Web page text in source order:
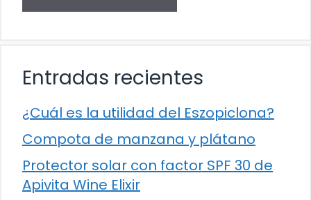
Entradas recientes
¿Cuál es la utilidad del Eszopiclona?
Compota de manzana y plátano
Protector solar con factor SPF 30 de
Apivita Wine Elixir